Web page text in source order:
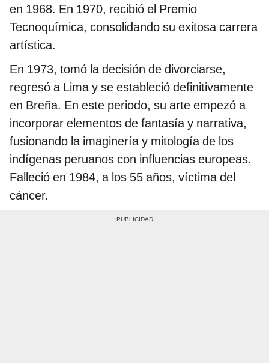
en 1968. En 1970, recibió el Premio
Tecnoquímica, consolidando su exitosa carrera
artística.
En 1973, tomó la decisión de divorciarse,
regresó a Lima y se estableció definitivamente
en Breña. En este periodo, su arte empezó a
incorporar elementos de fantasía y narrativa,
fusionando la imaginería y mitología de los
indígenas peruanos con influencias europeas.
Falleció en 1984, a los 55 años, víctima del
cáncer.